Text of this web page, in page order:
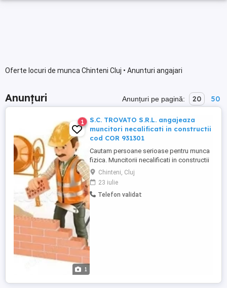
Oferte locuri de munca Chinteni Cluj • Anunturi angajari
Anunțuri Anunțuri pe pagină: 20 50
1
1
S.C. TROVATO S.R.L. angajeaza
muncitori necalificati in constructii
cod COR 931301
Cautam persoane serioase pentru munca
fizica. Muncitorii necalificati in constructii
indeplinesc sarcini precum : -sa incarce,
sa descarce sau sa stocheze materiale de
constructie si produse, -sa pregatesca
materialul solicitat in utilizarea procesului
Chinteni, Cluj
23 iulie
Telefon validat